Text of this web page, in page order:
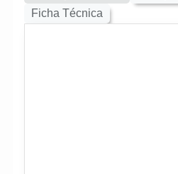
Ficha Técnica